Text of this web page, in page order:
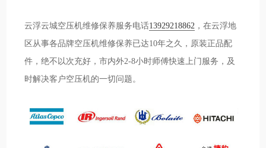
云浮云城空压机维修保养服务电话13929218862 ，在云浮地
区从事各品牌空压机维修保养已达10年之久，原装正品配
件，绝不以次充好，市内外2-8小时师傅快速上门服务，及
时解决客户空压机的一切问题。